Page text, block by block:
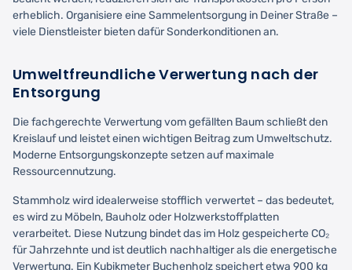
erheblich. Organisiere eine Sammelentsorgung in Deiner Straße –
viele Dienstleister bieten dafür Sonderkonditionen an.
Umweltfreundliche Verwertung nach der
Entsorgung
Die fachgerechte Verwertung vom gefällten Baum schließt den
Kreislauf und leistet einen wichtigen Beitrag zum Umweltschutz.
Moderne Entsorgungskonzepte setzen auf maximale
Ressourcennutzung.
Stammholz wird idealerweise stofflich verwertet – das bedeutet,
es wird zu Möbeln, Bauholz oder Holzwerkstoffplatten
verarbeitet. Diese Nutzung bindet das im Holz gespeicherte CO₂
für Jahrzehnte und ist deutlich nachhaltiger als die energetische
Verwertung. Ein Kubikmeter Buchenholz speichert etwa 900 kg